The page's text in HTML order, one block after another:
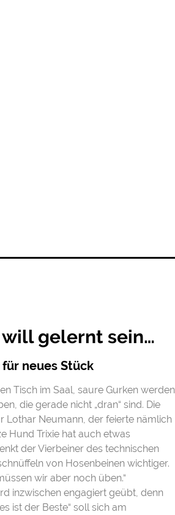
gelernt sein…
neues Stück
Tisch im Saal, saure Gurken werden
die gerade nicht „dran“ sind. Die
Lothar Neumann, der feierte nämlich
Hund Trixie hat auch etwas
der Vierbeiner des technischen
von Hosenbeinen wichtiger.
wir aber noch üben.“
inzwischen engagiert geübt, denn
ist der Beste“ soll sich am